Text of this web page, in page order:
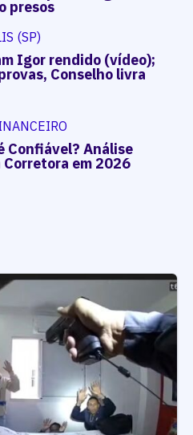
presos
(SP)
Igor rendido (vídeo);
Conselho livra
Confiável? Análise
Corretora em 2026